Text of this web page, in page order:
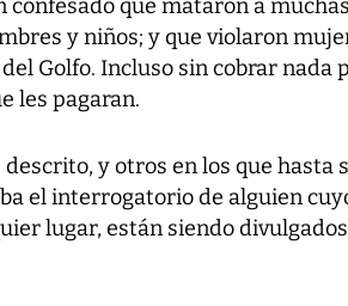
confesado que mataron a
y niños; y que violaron
Golfo. Incluso sin cobrar nada
les pagaran.
y otros en los que hasta
el interrogatorio de alguien
lugar, están siendo